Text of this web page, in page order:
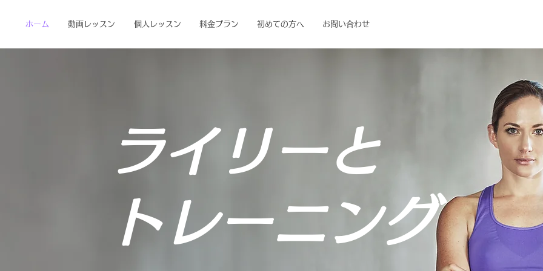
ホーム 動画レッスン 個人レッスン 料金プラン 初めての方へ お問い合わせ
ライリーと
​トレーニング